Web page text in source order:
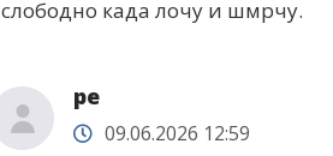
слободно када лочу и шмрчу.
ре
09.06.2026 12:59